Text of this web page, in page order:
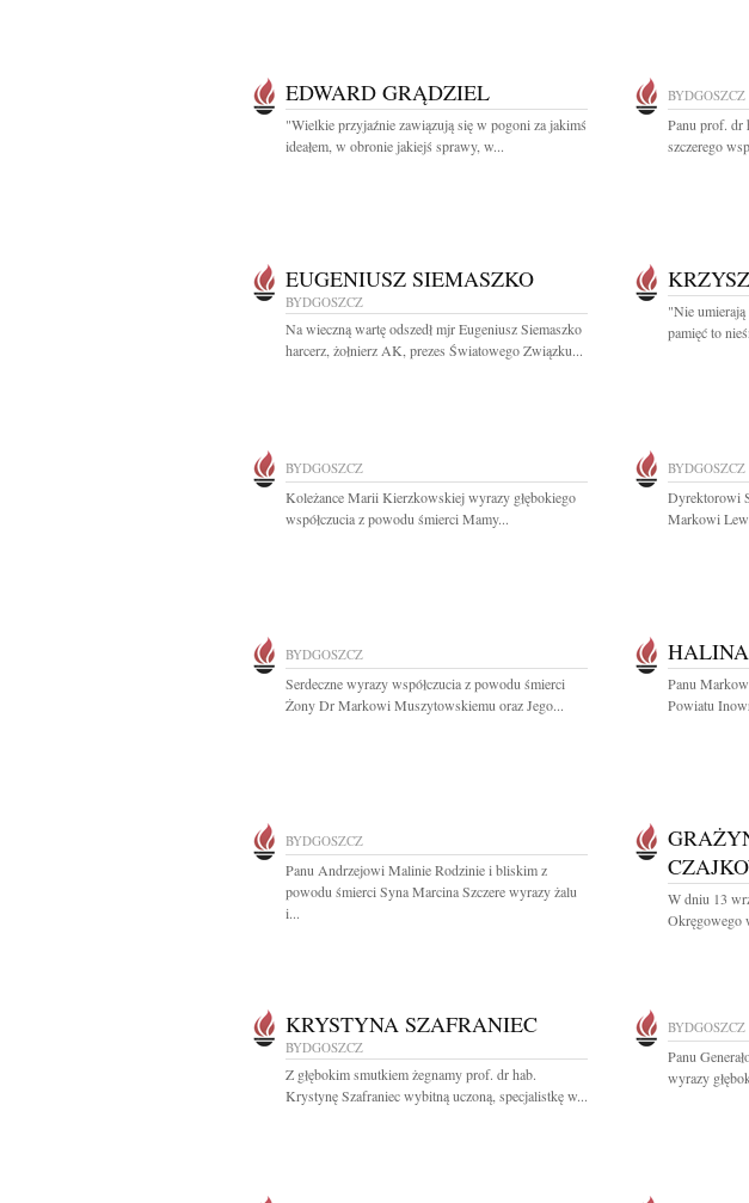
EDWARD GRĄDZIEL
"Wielkie przyjaźnie zawiązują się w pogoni za jakimś
ideałem, w obronie jakiejś sprawy, w...
BYDGOSZCZ
Panu prof. dr
szczerego
EUGENIUSZ SIEMASZKO
BYDGOSZCZ
Na wieczną wartę odszedł mjr Eugeniusz Siemaszko
harcerz, żołnierz AK, prezes Światowego Związku...
"Nie
pamięć to
BYDGOSZCZ
Koleżance Marii Kierzkowskiej wyrazy głębokiego
współczucia z powodu śmierci Mamy...
BYDGOSZCZ
Dyrektorowi
Markowi
BYDGOSZCZ
Serdeczne wyrazy współczucia z powodu śmierci
Żony Dr Markowi Muszytowskiemu oraz Jego...
Panu
Powiatu
BYDGOSZCZ
Panu Andrzejowi Malinie Rodzinie i bliskim z
powodu śmierci Syna Marcina Szczere wyrazy żalu
i...
W dniu 13
Okręgowego
KRYSTYNA SZAFRANIEC
BYDGOSZCZ
Z głębokim smutkiem żegnamy prof. dr hab.
Krystynę Szafraniec wybitną uczoną, specjalistkę w...
BYDGOSZCZ
Panu
wyrazy